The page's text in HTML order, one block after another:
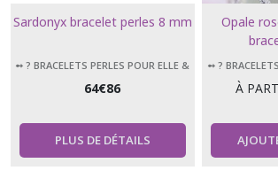
Sardonyx bracelet perles 8 mm
➻ ? BRACELETS PERLES POUR ELLE &
64€86
PLUS DE DÉTAILS
Opale
➻ ?
À